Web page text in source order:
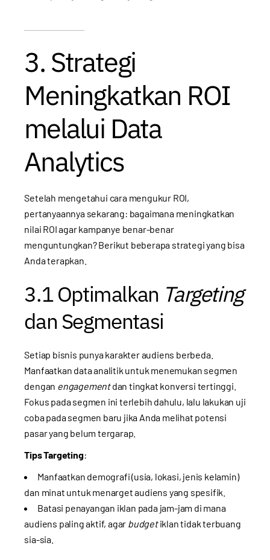
3. Strategi
Meningkatkan ROI
melalui Data
Analytics
Setelah mengetahui cara mengukur ROI,
pertanyaannya sekarang: bagaimana meningkatkan
nilai ROI agar kampanye benar-benar
menguntungkan? Berikut beberapa strategi yang bisa
Anda terapkan.
3.1 Optimalkan Targeting
dan Segmentasi
Setiap bisnis punya karakter audiens berbeda.
Manfaatkan data analitik untuk menemukan segmen
dengan engagementdan tingkat konversi tertinggi.
Fokus pada segmen ini terlebih dahulu, lalu lakukan uji
coba pada segmen baru jika Anda melihat potensi
pasar yang belum tergarap.
Tips Targeting:
Manfaatkan demografi (usia, lokasi, jenis kelamin)
dan minat untuk menarget audiens yang spesifik.
Batasi penayangan iklan pada jam-jam di mana
audiens paling aktif, agar budgetiklan tidak terbuang
sia-sia.